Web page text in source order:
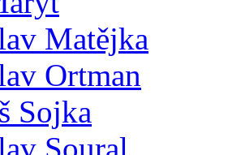
Matějka
Ortman
Sojka